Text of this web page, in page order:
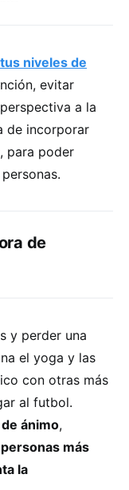
niveles de
evitar
a la
de incorporar
para poder
de
y perder una
el yoga y las
con otras más
al futbol.
ánimo,
personas más
la